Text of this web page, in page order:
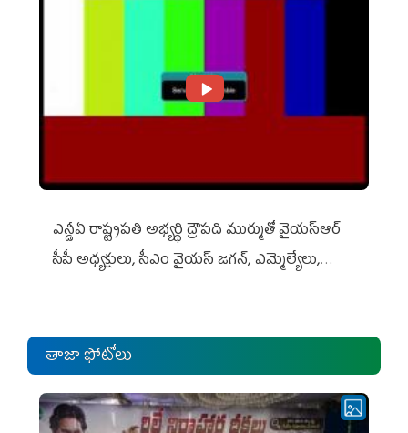
ఎన్డీఏ రాష్ట్ర‌ప‌తి అభ్య‌ర్థి ద్రౌప‌ది ముర్ముతో వైయ‌స్ఆర్
సీపీ అధ్య‌క్షులు, సీఎం వైయ‌స్ జ‌గ‌న్, ఎమ్మెల్యేలు,
తాజా ఫోటోలు